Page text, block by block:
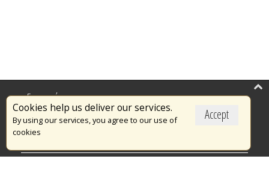
Accept
Cookies help us deliver our services.
By using our services, you agree to our use of
cookies
Επικαιρότητα
Το Πυροσβεστικό Σώμα